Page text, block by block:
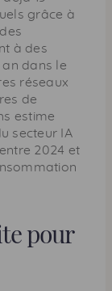
grâce à
à des
dans le
réseaux
de
estime
secteur IA
2024 et
pour